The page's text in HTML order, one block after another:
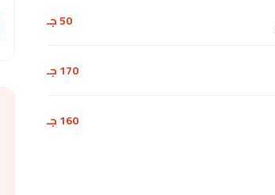
50 جـ
170 جـ
160 جـ